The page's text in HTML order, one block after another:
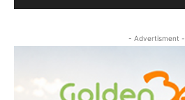
- Advertisment -